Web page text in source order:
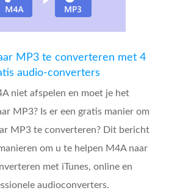
MP3 te converteren met 4
audio-converters
niet afspelen en moet je het
MP3? Is er een gratis manier om
MP3 te converteren? Dit bericht
om u te helpen M4A naar
met iTunes, online en
audioconverters.